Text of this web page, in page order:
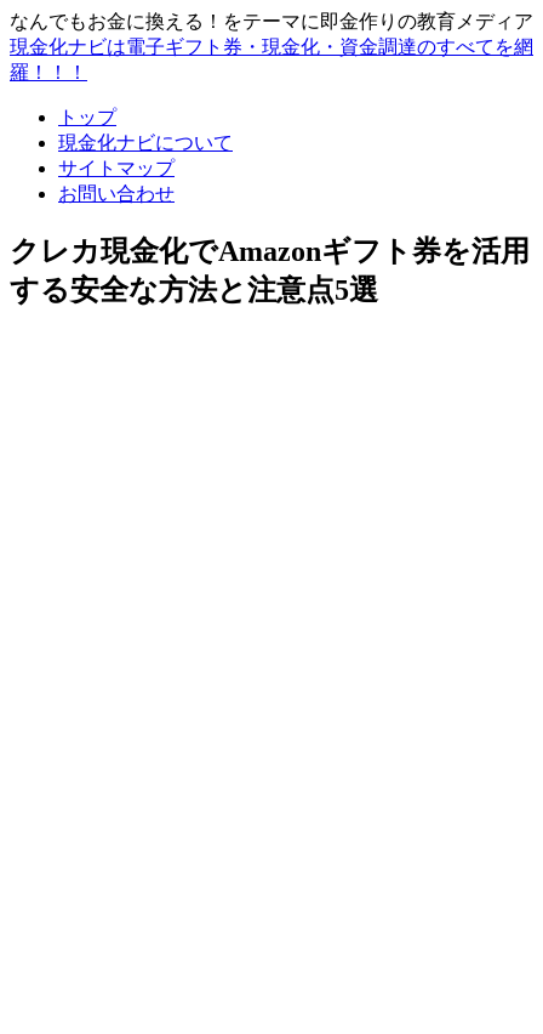
なんでもお金に換える！をテーマに即金作りの教育メディア
現金化ナビは電子ギフト券・現金化・資金調達のすべてを網
羅！！！
トップ
現金化ナビについて
サイトマップ
お問い合わせ
クレカ現金化でAmazonギフト券を活用
する安全な方法と注意点5選